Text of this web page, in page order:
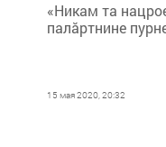
«Никам та
палӑртнине
15 мая 2020, 20:32